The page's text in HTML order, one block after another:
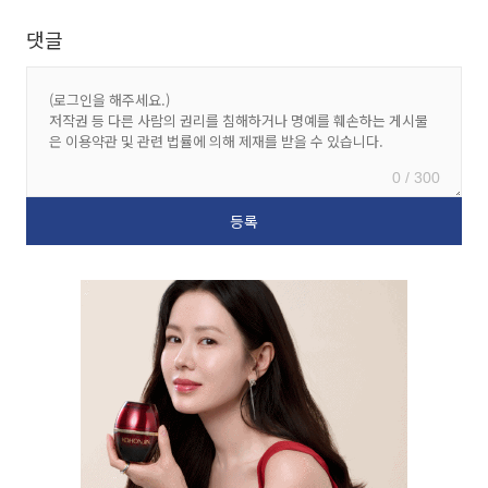
댓글
0 / 300